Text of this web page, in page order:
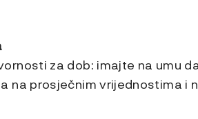
za dob: imajte na umu
na prosječnim vrijednostima i